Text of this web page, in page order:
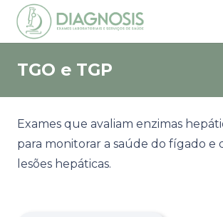
TGO e TGP
Exames que avaliam enzimas
para monitorar a saúde do fígado e
lesões hepáticas.